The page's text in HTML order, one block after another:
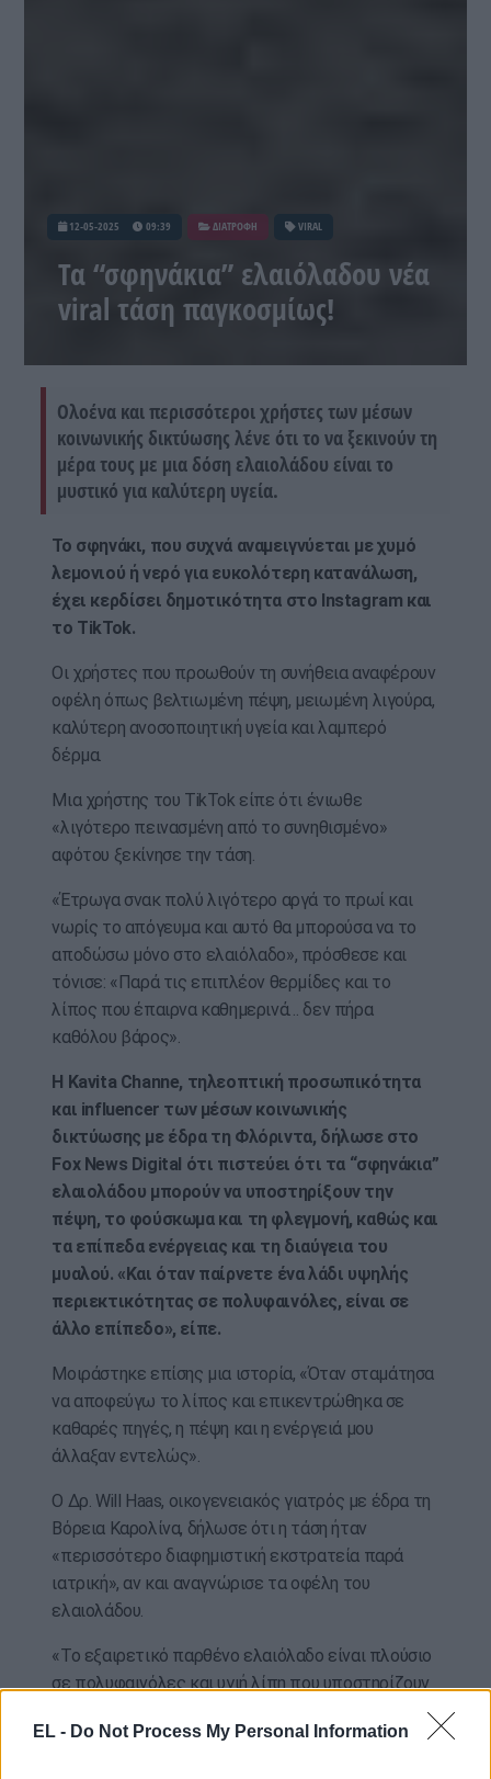
EL - Do Not Process My Personal Information
12-05-2025 09:39 ΔΙΑΤΡΟΦΗ VIRAL
Τα “σφηνάκια” ελαιόλαδου νέα
viral τάση παγκοσμίως!
Ολοένα και περισσότεροι χρήστες των μέσων
κοινωνικής δικτύωσης λένε ότι το να ξεκινούν τη
μέρα τους με μια δόση ελαιολάδου είναι το
μυστικό για καλύτερη υγεία.
Το σφηνάκι, που συχνά αναμειγνύεται με χυμό
λεμονιού ή νερό για ευκολότερη κατανάλωση,
έχει κερδίσει δημοτικότητα στο Instagram και
το TikTok.
Οι χρήστες που προωθούν τη συνήθεια αναφέρουν
οφέλη όπως βελτιωμένη πέψη, μειωμένη λιγούρα,
καλύτερη ανοσοποιητική υγεία και λαμπερό
δέρμα.
Μια χρήστης του TikTok είπε ότι ένιωθε
«λιγότερο πεινασμένη από το συνηθισμένο»
αφότου ξεκίνησε την τάση.
«Έτρωγα σνακ πολύ λιγότερο αργά το πρωί και
νωρίς το απόγευμα και αυτό θα μπορούσα να το
αποδώσω μόνο στο ελαιόλαδο», πρόσθεσε και
τόνισε: «Παρά τις επιπλέον θερμίδες και το
λίπος που έπαιρνα καθημερινά… δεν πήρα
καθόλου βάρος».
Η Kavita Channe, τηλεοπτική προσωπικότητα
και influencer των μέσων κοινωνικής
δικτύωσης με έδρα τη Φλόριντα, δήλωσε στο
Fox News Digital ότι πιστεύει ότι τα “σφηνάκια”
ελαιολάδου μπορούν να υποστηρίξουν την
πέψη, το φούσκωμα και τη φλεγμονή, καθώς και
τα επίπεδα ενέργειας και τη διαύγεια του
μυαλού. «Και όταν παίρνετε ένα λάδι υψηλής
περιεκτικότητας σε πολυφαινόλες, είναι σε
άλλο επίπεδο», είπε.
Μοιράστηκε επίσης μια ιστορία, «Όταν σταμάτησα
να αποφεύγω το λίπος και επικεντρώθηκα σε
καθαρές πηγές, η πέψη και η ενέργειά μου
άλλαξαν εντελώς».
Ο Δρ. Will Haas, οικογενειακός γιατρός με έδρα τη
Βόρεια Καρολίνα, δήλωσε ότι η τάση ήταν
«περισσότερο διαφημιστική εκστρατεία παρά
ιατρική», αν και αναγνώρισε τα οφέλη του
ελαιολάδου.
«Το εξαιρετικό παρθένο ελαιόλαδο είναι πλούσιο
σε πολυφαινόλες και υγιή λίπη που υποστηρίζουν
του σακχάρου στο αίμα και την υγεία του